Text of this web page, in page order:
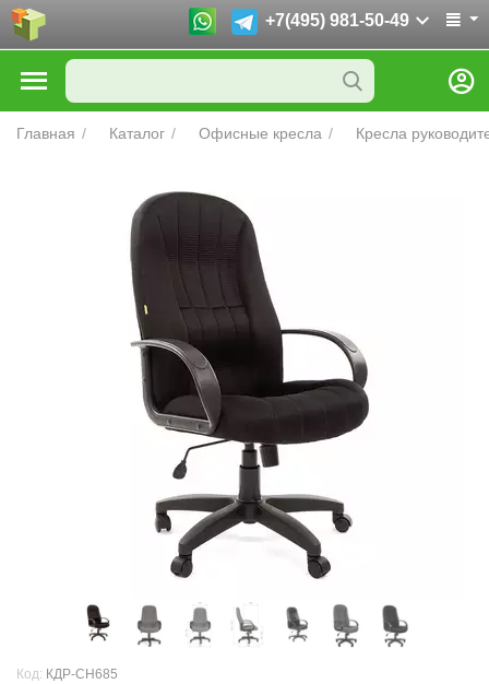
+7(495) 981-50-49
Главная / Каталог / Офисные кресла / Кресла
Код: КДР-CH685